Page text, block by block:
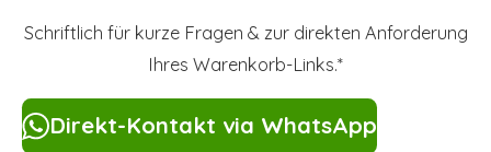
Schriftlich für kurze Fragen & zur direkten Anforderung
Ihres Warenkorb-Links.*
Direkt-Kontakt via WhatsApp